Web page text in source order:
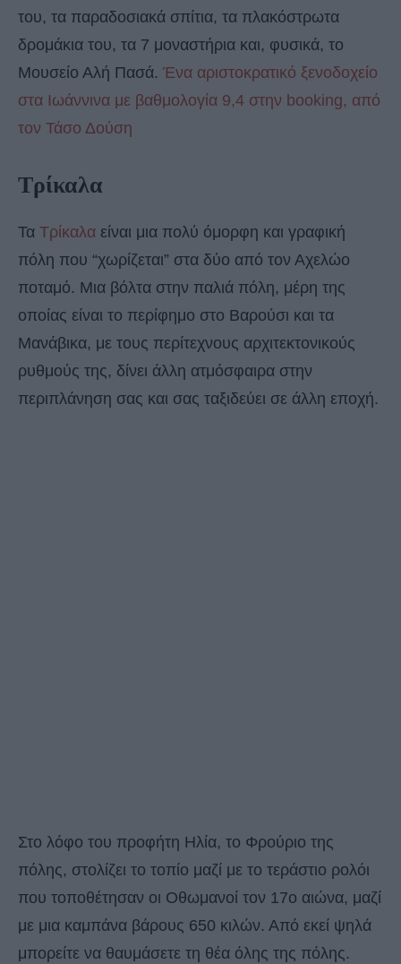
του, τα παραδοσιακά σπίτια, τα πλακόστρωτα
δρομάκια του, τα 7 μοναστήρια και, φυσικά, το
Μουσείο Αλή Πασά. Ένα αριστοκρατικό ξενοδοχείο
στα Ιωάννινα με βαθμολογία 9,4 στην booking, από
τον Τάσο Δούση
Τρίκαλα
Τα Τρίκαλα είναι μια πολύ όμορφη και γραφική
πόλη που “χωρίζεται” στα δύο από τον Αχελώο
ποταμό. Μια βόλτα στην παλιά πόλη, μέρη της
οποίας είναι το περίφημο στο Βαρούσι και τα
Μανάβικα, με τους περίτεχνους αρχιτεκτονικούς
ρυθμούς της, δίνει άλλη ατμόσφαιρα στην
περιπλάνηση σας και σας ταξιδεύει σε άλλη εποχή.
Στο λόφο του προφήτη Ηλία, το Φρούριο της
πόλης, στολίζει το τοπίο μαζί με το τεράστιο ρολόι
που τοποθέτησαν οι Οθωμανοί τον 17ο αιώνα, μαζί
με μια καμπάνα βάρους 650 κιλών. Από εκεί ψηλά
μπορείτε να θαυμάσετε τη θέα όλης της πόλης.